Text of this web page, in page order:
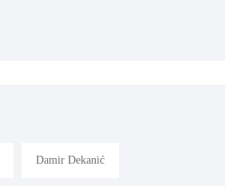
Damir Dekanić